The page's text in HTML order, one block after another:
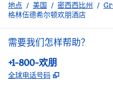
地点 / 美国 / 密西西比州 /
格林伍德希尔顿欢朋酒店
需要我们怎样帮助？
电话:
+1-800-欢朋
全球电话号码 ,